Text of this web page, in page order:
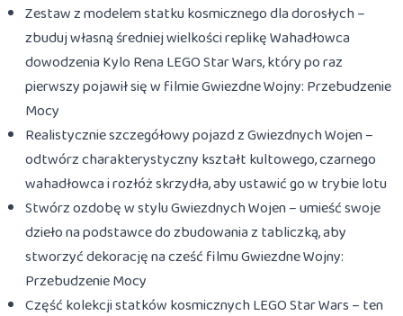
Zestaw z modelem statku kosmicznego dla dorosłych –
zbuduj własną średniej wielkości replikę Wahadłowca
dowodzenia Kylo Rena LEGO Star Wars, który po raz
pierwszy pojawił się w filmie Gwiezdne Wojny: Przebudzenie
Mocy
Realistycznie szczegółowy pojazd z Gwiezdnych Wojen –
odtwórz charakterystyczny kształt kultowego, czarnego
wahadłowca i rozłóż skrzydła, aby ustawić go w trybie lotu
Stwórz ozdobę w stylu Gwiezdnych Wojen – umieść swoje
dzieło na podstawce do zbudowania z tabliczką, aby
stworzyć dekorację na cześć filmu Gwiezdne Wojny:
Przebudzenie Mocy
Część kolekcji statków kosmicznych LEGO Star Wars – ten